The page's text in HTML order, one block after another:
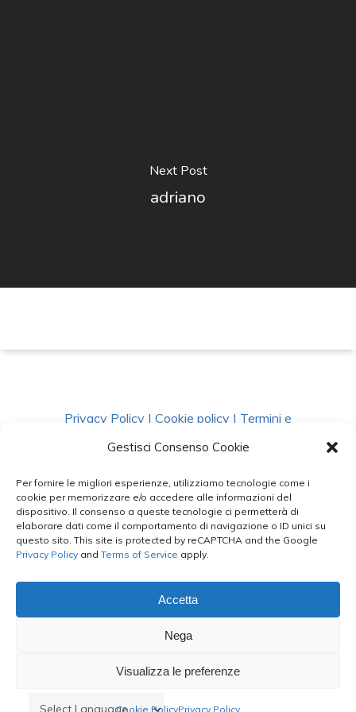
Gestisci Consenso Cookie
Per fornire le migliori esperienze, utilizziamo tecnologie come i
cookie per memorizzare e/o accedere alle informazioni del
dispositivo. Il consenso a queste tecnologie ci permetterà di
elaborare dati come il comportamento di navigazione o ID unici su
questo sito. This site is protected by reCAPTCHA and the Google
Privacy Policy and Terms of Service apply.
Accetta
Nega
Visualizza le preferenze
Cookie PolicyPrivacy Policy
Next Post
adriano
Privacy Policy | Cookie policy | Termini e
Condizioni|Richiedi Dati
facebook instagram whatsappphone
email
Le Bontà del Capo ©